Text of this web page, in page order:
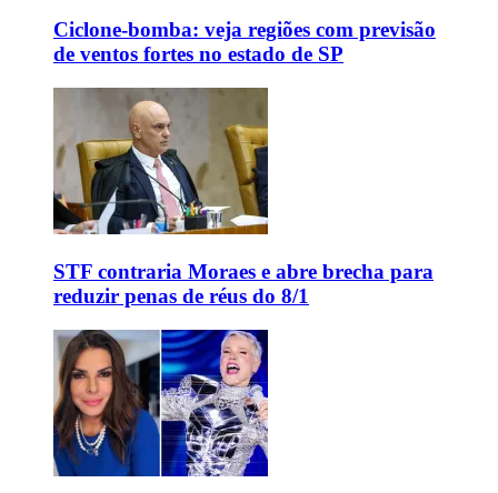
Ciclone-bomba: veja regiões com previsão
de ventos fortes no estado de SP
STF contraria Moraes e abre brecha para
reduzir penas de réus do 8/1